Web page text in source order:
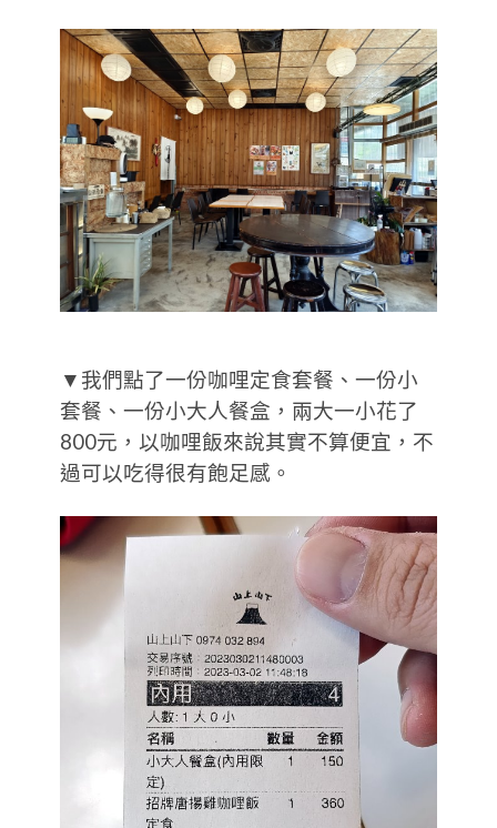
▼我們點了一份咖哩定食套餐、一份小
套餐、一份小大人餐盒，兩大一小花了
800元，以咖哩飯來說其實不算便宜，不
過可以吃得很有飽足感。